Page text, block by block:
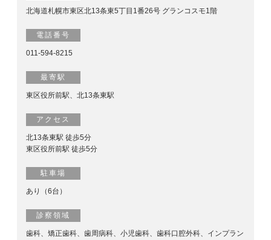
北海道札幌市東区北13条東5丁目1番26号 グランコスモ1階
電話番号
011-594-8215
最寄駅
東区役所前駅、北13条東駅
アクセス
北13条東駅 徒歩5分
東区役所前駅 徒歩5分
駐車場
あり（6台）
診察領域
歯科、矯正歯科、歯周病科、小児歯科、歯科口腔外科、インプラン